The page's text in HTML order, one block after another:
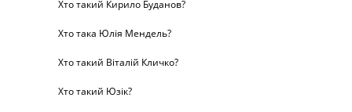
Хто такий Кирило Буданов?
Хто така Юлія Мендель?
Хто такий Віталій Кличко?
Хто такий Юзік?